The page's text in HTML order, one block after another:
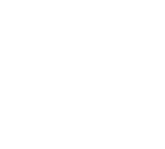
No te pierdas
Suscríbete a nuestro
noticias del vapeo y la
Subscribe to our daily
of vaping and tobacco